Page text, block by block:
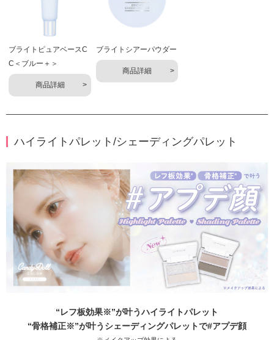
ブライトピュアベースC
C＜ブルー＋＞
商品詳細
ブライトシアーパウダー
商品詳細
ハイライトパレット/シェーディングパレット
“レフ板効果※”が叶うハイライトパレット
“骨格補正※”が叶うシェーディングパレットで#アプデ顔